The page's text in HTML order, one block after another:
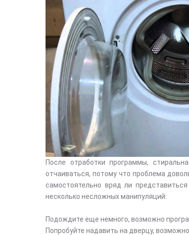
После отработки программы,
отчаиваться, потому что проблема
самостоятельно вряд ли
несколько несложных манипуляций:
Подождите еще немного, возможно
Попробуйте надавить на дверцу,